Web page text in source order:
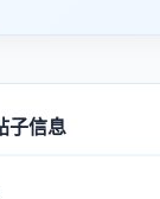
子信息